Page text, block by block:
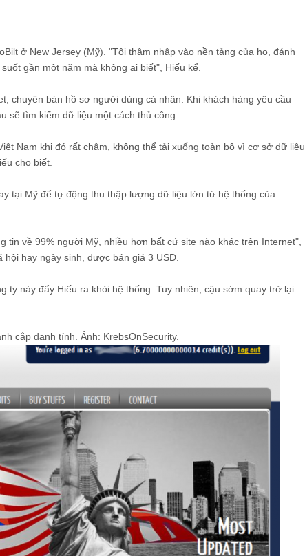
ở New Jersey (Mỹ). "Tôi thâm nhập vào nền tảng của họ, đánh
gần một năm mà không ai biết", Hiếu kể.
chuyên bán hồ sơ người dùng cá nhân. Khi khách hàng yêu cầu
sẽ tìm kiếm dữ liệu một cách thủ công.
Nam khi đó rất chậm, không thể tải xuống toàn bộ vì cơ sở dữ liệu
cho biết.
tại Mỹ để tự động thu thập lượng dữ liệu lớn từ hệ thống của
về 99% người Mỹ, nhiều hơn bất cứ site nào khác trên Internet",
hay ngày sinh, được bán giá 3 USD.
ty này đẩy Hiếu ra khỏi hệ thống. Tuy nhiên, cậu sớm quay trở lại
cắp danh tính. Ảnh: KrebsOnSecurity.